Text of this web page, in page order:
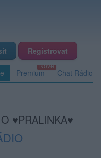
Registrovat
Premium Chat Rádio
♥PRALINKA♥